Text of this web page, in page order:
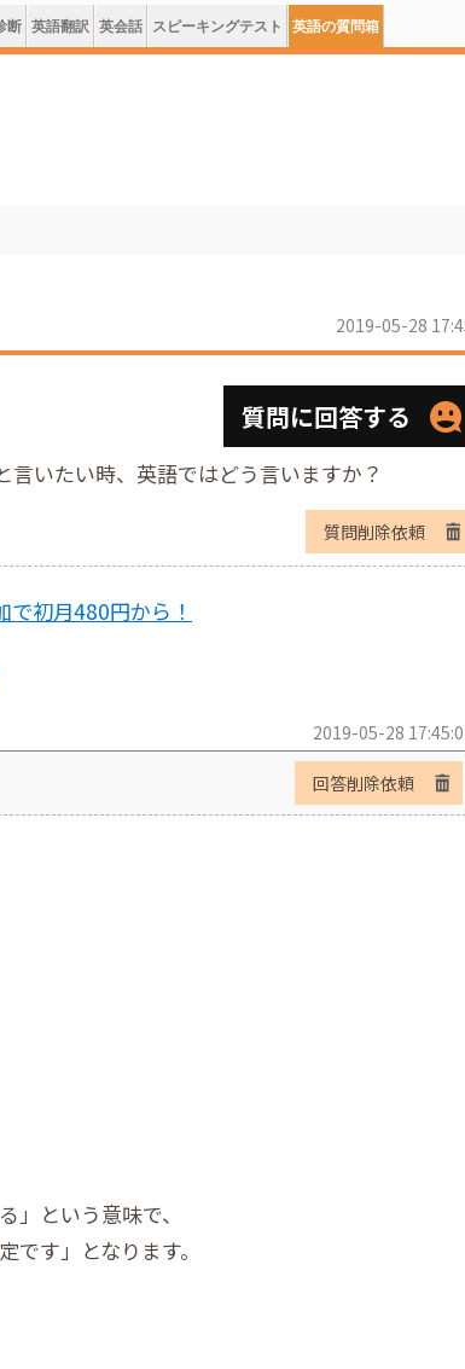
断 英語翻訳 英会話 スピーキングテスト 英語の質問箱
2019-05-28
質問に回答する
言いたい時、英語ではどう言いますか？
質問削除依頼
初月480円から！
2019-05-28
回答削除依頼
」という意味で、
す」となります。